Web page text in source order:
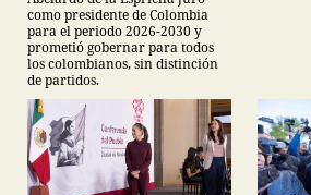
como presidente de Colombia
para el periodo 2026-2030 y
prometió gobernar para todos
los colombianos, sin distinción
de partidos.